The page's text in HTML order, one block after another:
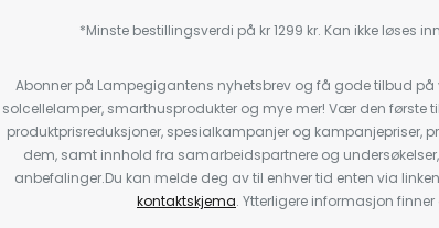
*Minste bestillingsverdi på kr 1299 kr. Kan ikke løses
Abonner på Lampegigantens nyhetsbrev og få gode tilbud
solcellelamper, smarthusprodukter og mye mer! Vær den første
produktprisreduksjoner, spesialkampanjer og kampanjepriser,
dem, samt innhold fra samarbeidspartnere og
anbefalinger.Du kan melde deg av til enhver tid enten via
kontaktskjema. Ytterligere informasjon